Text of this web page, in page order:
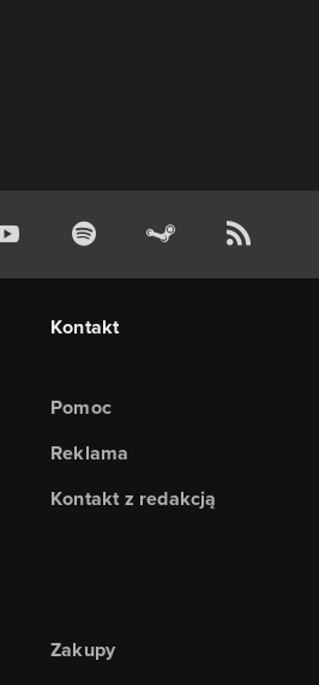
Kontakt
Pomoc
Reklama
Kontakt z redakcją
Zakupy